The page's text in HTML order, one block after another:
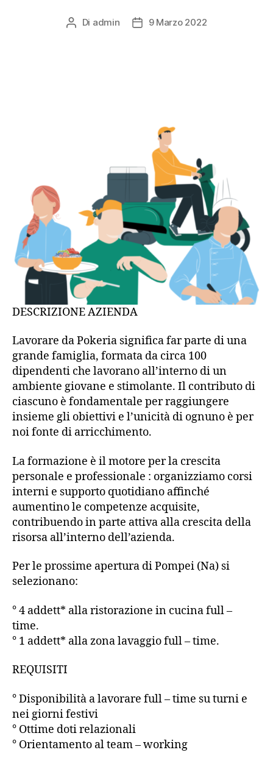
Di admin 9 Marzo 2022
DESCRIZIONE AZIENDA
Lavorare da Pokeria significa far parte di una
grande famiglia, formata da circa 100
dipendenti che lavorano all’interno di un
ambiente giovane e stimolante. Il contributo di
ciascuno è fondamentale per raggiungere
insieme gli obiettivi e l’unicità di ognuno è per
noi fonte di arricchimento.
La formazione è il motore per la crescita
personale e professionale : organizziamo corsi
interni e supporto quotidiano affinché
aumentino le competenze acquisite,
contribuendo in parte attiva alla crescita della
risorsa all’interno dell’azienda.
Per le prossime apertura di Pompei (Na) si
selezionano:
° 4 addett* alla ristorazione in cucina full –
time.
° 1 addett* alla zona lavaggio full – time.
REQUISITI
° Disponibilità a lavorare full – time su turni e
nei giorni festivi
° Ottime doti relazionali
° Orientamento al team – working